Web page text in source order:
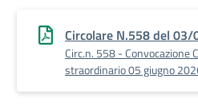
Circolare N.558 del
Circ.n. 558 - Convocazione
straordinario 05 giugno